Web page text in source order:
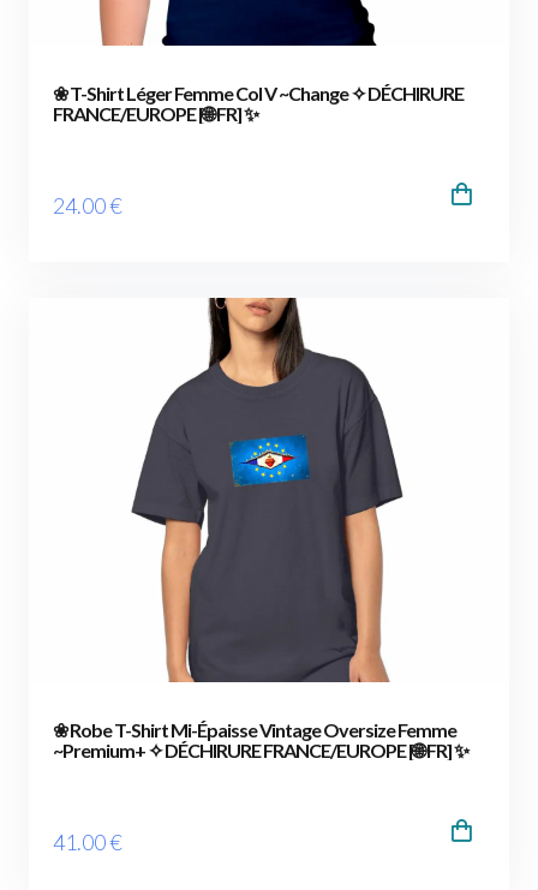
❀ T-Shirt Léger Femme Col V ~Change ✧ DÉCHIRURE
FRANCE/EUROPE [🌐 FR] ✨
24.00€
❀ Robe T-Shirt Mi-Épaisse Vintage Oversize Femme
~Premium+ ✧ DÉCHIRURE FRANCE/EUROPE [🌐 FR] ✨
41.00€